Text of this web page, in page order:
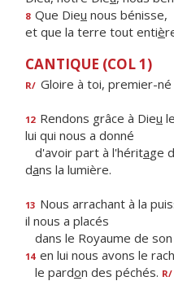
8 Que Dieu nous bénisse,
et que la terre tout entiè
CANTIQUE (COL 1)
R/ Gloire à toi, premier-
12 Rendons grâce à Dieu
lui qui nous a donné
d'avoir part à l'héritage
dans la lumière.
13 Nous arrachant à la
il nous a placés
dans le Royaume de son
14 en lui nous avons le
le pardon des péchés. R/